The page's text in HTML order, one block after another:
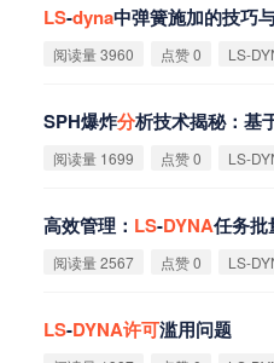
LS-dyna中弹簧施加的技巧
阅读量 3960 点赞 0 LS-
SPH爆炸分析技术揭秘：基
阅读量 1699 点赞 0 LS-
高效管理： LS-DYNA任务批
阅读量 2567 点赞 0 LS-
LS-DYNA许可滥用问题